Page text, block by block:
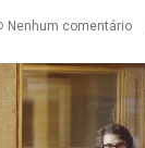
Nenhum comentário